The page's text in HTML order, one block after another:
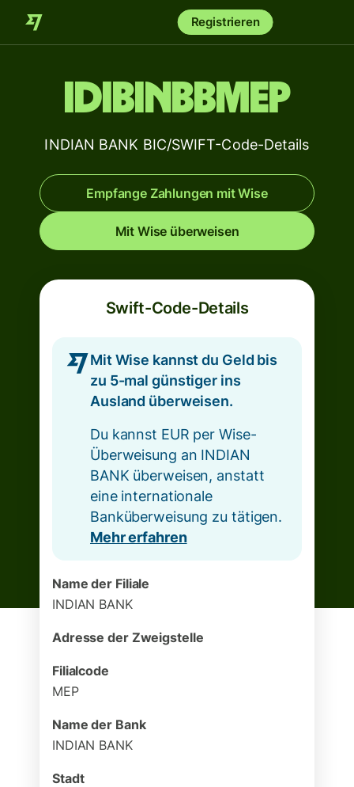
Registrieren
IDIBINBBMEP
INDIAN BANK BIC/SWIFT-Code-Details
Empfange Zahlungen mit Wise
Mit Wise überweisen
Swift-Code-Details
Mit Wise kannst du Geld bis
zu 5-mal günstiger ins
Ausland überweisen.
Du kannst EUR per Wise-
Überweisung an INDIAN
BANK überweisen, anstatt
eine internationale
Banküberweisung zu tätigen.
Mehr erfahren
Name der Filiale
INDIAN BANK
Adresse der Zweigstelle
Filialcode
MEP
Name der Bank
INDIAN BANK
Stadt